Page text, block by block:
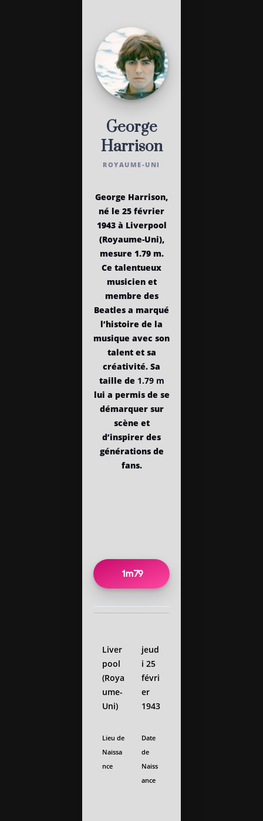
George
Harrison
ROYAUME-UNI
George Harrison,
né le 25 février
1943 à Liverpool
(Royaume-Uni),
mesure 1.79 m.
Ce talentueux
musicien et
membre des
Beatles a marqué
l’histoire de la
musique avec son
talent et sa
créativité. Sa
taille de 1.79 m
lui a permis de se
démarquer sur
scène et
d’inspirer des
générations de
fans.
1m79
Liver
pool
(Roya
ume-
Uni)
Lieu de
Naissa
nce
jeud
i 25
févri
er
1943
Date
de
Naiss
ance